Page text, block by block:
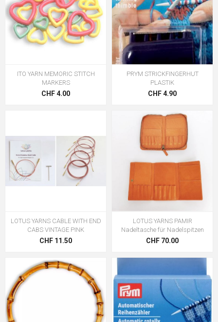
ITO YARN MEMORIC STITCH
MARKERS
CHF 4.00
PRYM STRICKFINGERHUT
PLASTIK
CHF 4.90
LOTUS YARNS CABLE WITH END
CABS VINTAGE PINK
CHF 11.50
LOTUS YARNS PAMIR
Nadeltasche für Nadelspitzen
CHF 70.00